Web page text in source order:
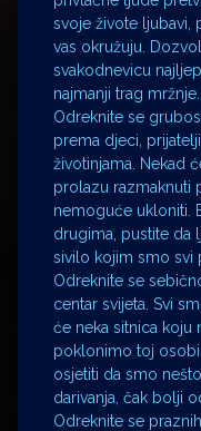
svoje živote ljubavi,
vas okružuju.
svakodnevicu
najmanji trag mržnje.
Odreknite se
prema djeci,
životinjama. Nekad
prolazu razmaknuti
nemoguće ukloniti.
drugima, pustite da
sivilo kojim smo svi
Odreknite se
centar svijeta. Svi
će neka sitnica
poklonimo toj
osjetiti da smo
darivanja, čak bolji
Odreknite se